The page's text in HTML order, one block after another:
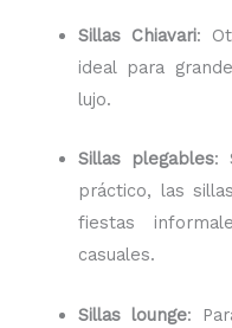
Sillas Chiavari:
ideal para
lujo.
Sillas plegables:
práctico, las
fiestas
casuales.
Sillas lounge: